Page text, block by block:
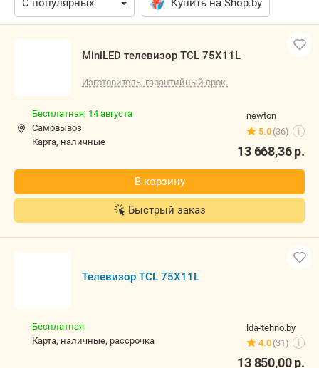
Купить на Shop.by
Изготовитель, гарантийный срок.
newton
5.0(36) i
Самовывоз
р.
В корзину